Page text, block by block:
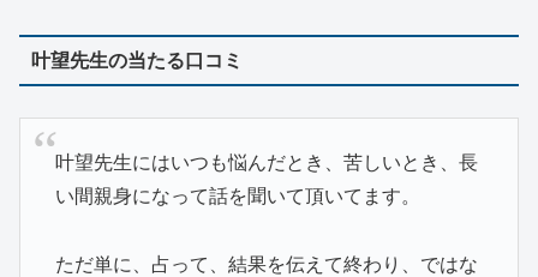
叶望先生の当たる口コミ
叶望先生にはいつも悩んだとき、苦しいとき、長
い間親身になって話を聞いて頂いてます。
ただ単に、占って、結果を伝えて終わり、ではな